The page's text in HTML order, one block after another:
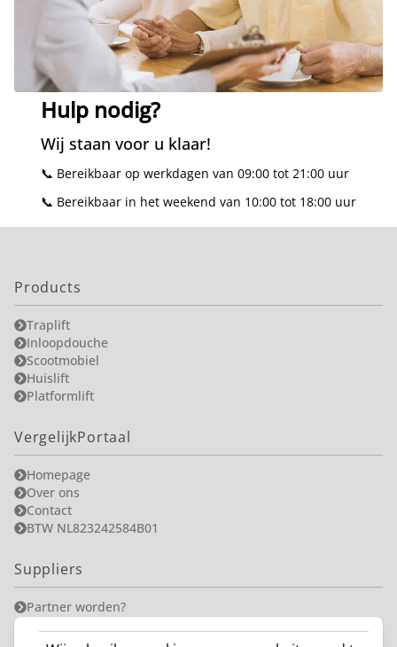
Hulp nodig?
Wij staan voor u klaar!
📞 Bereikbaar op werkdagen van 09:00 tot 21:00 uur
📞 Bereikbaar in het weekend van 10:00 tot 18:00 uur
Products
Traplift
Inloopdouche
Scootmobiel
Huislift
Platformlift
VergelijkPortaal
Homepage
Over ons
Contact
BTW NL823242584B01
Suppliers
Partner worden?